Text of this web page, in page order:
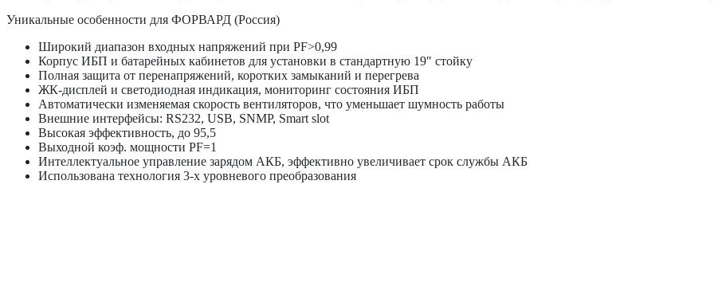
Уникальные особенности для ФОРВАРД (Россия)
Широкий диапазон входных напряжений при PF>0,99
Корпус ИБП и батарейных кабинетов для установки в стандартную 19″ стойку
Полная защита от перенапряжений, коротких замыканий и перегрева
ЖК-дисплей и светодиодная индикация, мониторинг состояния ИБП
Автоматически изменяемая скорость вентиляторов, что уменьшает шумность работы
Внешние интерфейсы: RS232, USB, SNMP, Smart slot
Высокая эффективность, до 95,5
Выходной коэф. мощности PF=1
Интеллектуальное управление зарядом АКБ, эффективно увеличивает срок службы АКБ
Использована технология 3-х уровневого преобразования